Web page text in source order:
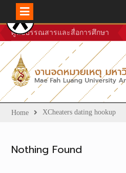
Skip
to
content
ศูนย์บรรณสารและสื่อการศึกษา
Home XCheaters dating hookup
Nothing Found